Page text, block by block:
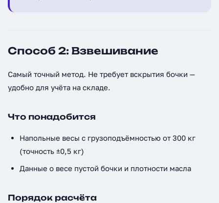
Способ 2: Взвешивание
Самый точный метод. Не требует вскрытия бочки —
удобно для учёта на складе.
Что понадобится
Напольные весы с грузоподъёмностью от 300 кг
(точность ±0,5 кг)
Данные о весе пустой бочки и плотности масла
Порядок расчёта